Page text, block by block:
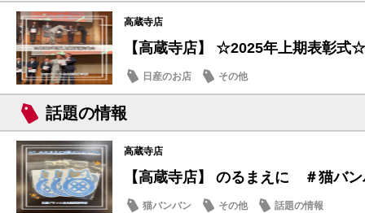
高蔵寺店
【高蔵寺店】 ☆2025年上期表彰式☆
日産のお店 その他
話題の情報
高蔵寺店
【高蔵寺店】 のるまえに ＃猫バン
猫バンバン その他 話題の情報